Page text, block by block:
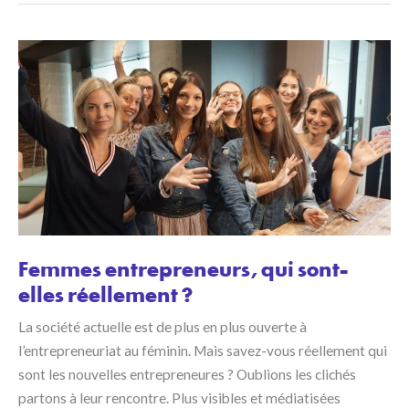
un
entrepreneur
Femmes entrepreneurs, qui sont-
elles réellement ?
La société actuelle est de plus en plus ouverte à
l’entrepreneuriat au féminin. Mais savez-vous réellement qui
sont les nouvelles entrepreneures ? Oublions les clichés
partons à leur rencontre. Plus visibles et médiatisées